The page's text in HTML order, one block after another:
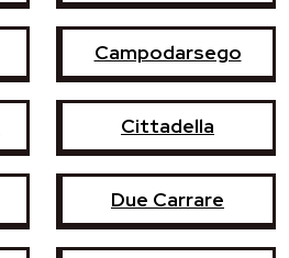
Campodarsego
Cittadella
Due Carrare